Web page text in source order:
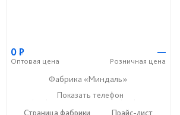
0Р
Оптовая цена
—
Розничная цена
Фабрика «Миндаль»
+7 (927) 630-62-82 ☎+7 (917) 638-44-17
Показать телефон
Страница фабрики
Прайс-лист